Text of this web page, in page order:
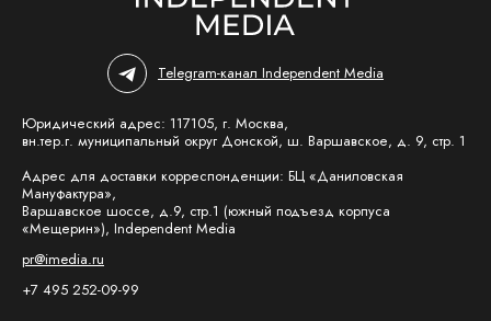
Telegram-канал Independent Media
Юридический адрес: 117105, г. Москва,
вн.тер.г. муниципальный округ Донской, ш. Варшавское, д. 9, стр. 1
Адрес для доставки корреспонденции: БЦ «Даниловская
Мануфактура»,
Варшавское шоссе, д.9, стр.1 (южный подъезд корпуса
«Мещерин»), Independent Media
pr@imedia.ru
+7 495 252-09-99